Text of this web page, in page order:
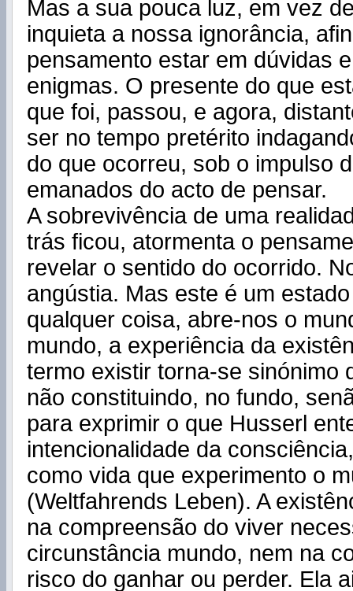
Mas a sua pouca luz, em vez
inquieta a nossa ignorância,
pensamento estar em dúvidas
enigmas. O presente do que
que foi, passou, e agora,
ser no tempo pretérito
do que ocorreu, sob o impulso
emanados do acto de pensar.
A sobrevivência de uma
trás ficou, atormenta o
revelar o sentido do ocorrido.
angústia. Mas este é um
qualquer coisa, abre-nos o
mundo, a experiência da
termo existir torna-se sinónimo
não constituindo, no fundo,
para exprimir o que Husserl
intencionalidade da
como vida que experimento o
(Weltfahrends Leben). A
na compreensão do viver
circunstância mundo, nem na
risco do ganhar ou perder. Ela